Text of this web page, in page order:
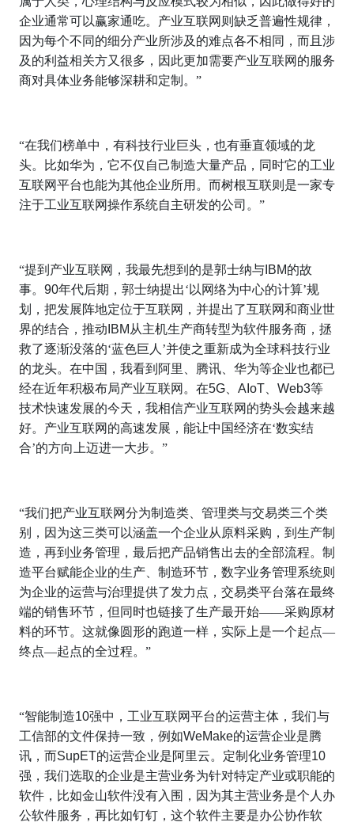
企业通常可以赢家通吃。产业互联网则缺乏普遍性规律，
因为每个不同的细分产业所涉及的难点各不相同，而且涉
及的利益相关方又很多，因此更加需要产业互联网的服务
商对具体业务能够深耕和定制。”
“在我们榜单中，有科技行业巨头，也有垂直领域的龙
头。比如华为，它不仅自己制造大量产品，同时它的工业
互联网平台也能为其他企业所用。而树根互联则是一家专
注于工业互联网操作系统自主研发的公司。”
“提到产业互联网，我最先想到的是郭士纳与 IBM的故
事。 90年代后期，郭士纳提出‘以网络为中心的计算’规
划，把发展阵地定位于互联网，并提出了互联网和商业世
界的结合，推动 IBM 从主机生产商转型为软件服务商，拯
救了逐渐没落的‘蓝色巨人’并使之重新成为全球科技行业
的龙头。在中国，我看到阿里、腾讯、华为等企业也都已
经在近年积极布局产业互联网。在5G AIoT Web3等
技术快速发展的今天，我相信产业互联网的势头会越来越
好。产业互联网的高速发展，能让中国经济在‘数实结
合’的方向上迈进一大步。”
“我们把产业互联网分为制造类、管理类与交易类三个类
别，因为这三类可以涵盖一个企业从原料采购，到生产制
造，再到业务管理，最后把产品销售出去的全部流程。制
造平台赋能企业的生产、制造环节，数字业务管理系统则
为企业的运营与治理提供了发力点，交易类平台落在最终
端的销售环节，但同时也链接了生产最开始——采购原材
料的环节。这就像圆形的跑道一样，实际上是一个起点—
终点—起点的全过程。”
“智能制造10强中，工业互联网平台的运营主体，我们与
工信部的文件保持一致，例如WeMake的运营企业是腾
讯，而SupET的运营企业是阿里云。定制化业务管理10
强，我们选取的企业是主营业务为针对特定产业或职能的
软件，比如金山软件没有入围，因为其主营业务是个人办
公软件服务，再比如钉钉，这个软件主要是办公协作软